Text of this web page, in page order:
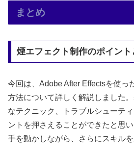
まとめ
煙エフェクト制作のポイン
今回は、Adobe After Effectsを使っ
方法について詳しく解説しました
なテクニック、トラブルシューテ
ントを押さえることができたと思
手を動かしながら、さらにスキル